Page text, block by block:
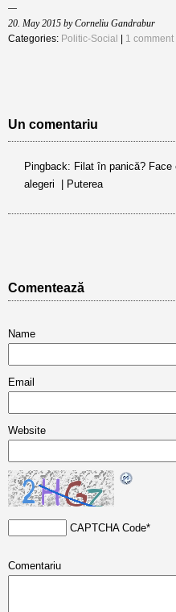
20. May 2015 by Corneliu Gandrabur
Categories: Politic-Social 1 comment
Un comentariu
Pingback: Filat în panică?
alegeri | Puterea
Comentează
Name
Email
Website
CAPTCHA Code*
Comentariu